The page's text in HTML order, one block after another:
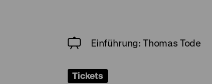
Einführung: Thomas Tode
Tickets